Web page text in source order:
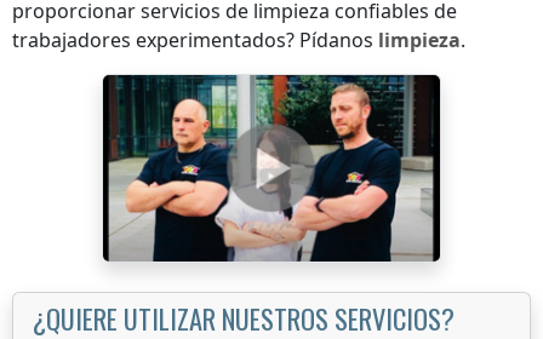
proporcionar servicios de limpieza confiables de
trabajadores experimentados? Pídanos limpieza.
¿QUIERE UTILIZAR NUESTROS SERVICIOS?